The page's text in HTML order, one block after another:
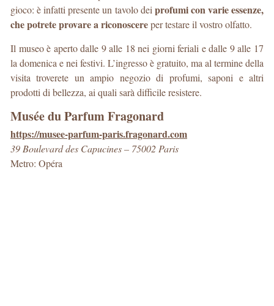
gioco: è infatti presente un tavolo dei profumi con varie essenze,
che potrete provare a riconoscereper testare il vostro olfatto.
Il museo è aperto dalle 9 alle 18 nei giorni feriali e dalle 9 alle 17
la domenica e nei festivi. L’ingresso è gratuito, ma al termine della
visita troverete un ampio negozio di profumi, saponi e altri
prodotti di bellezza, ai quali sarà difficile resistere.
Musée du Parfum Fragonard
https://musee-parfum-paris.fragonard.com
39 Boulevard des Capucines – 75002 Paris
Metro: Opéra